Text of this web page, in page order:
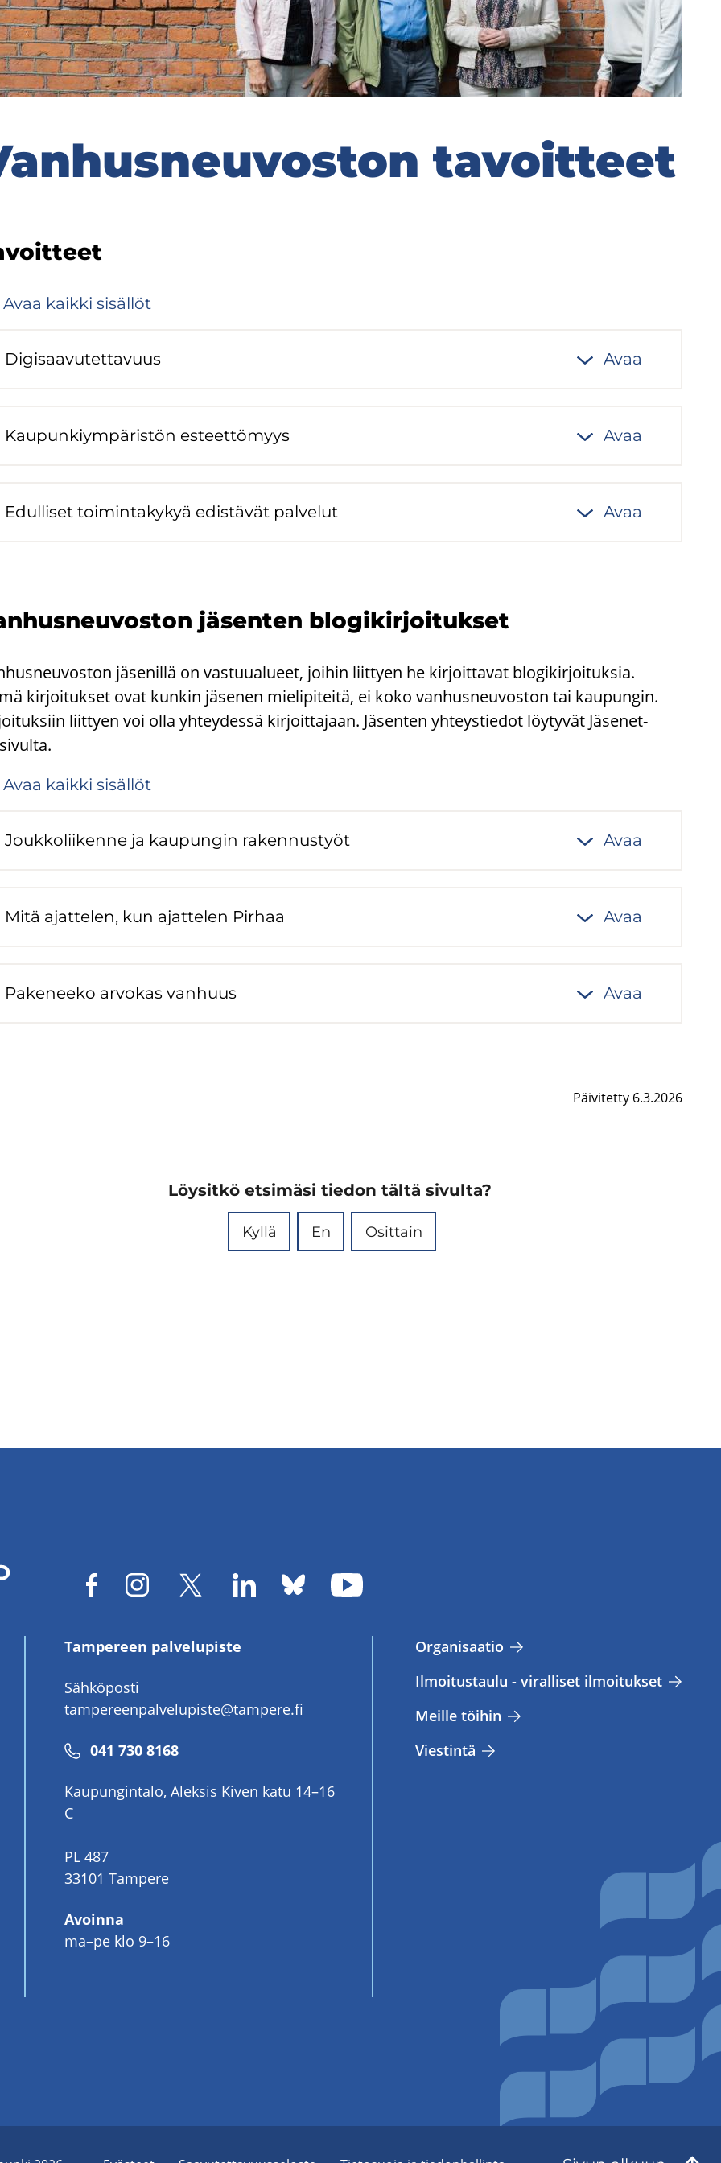
ta­voit­teet
Avaa kaik­ki si­säl­löt
Di­gi­saa­vu­tet­ta­vuus Avaa
Kau­pun­kiym­pä­ris­tön es­teet­tö­myys Avaa
Edul­li­set toi­min­ta­ky­kyä edis­tä­vät pal­ve­lut Avaa
jä­sen­ten blo­gi­kir­joi­tuk­set
jäsenillä on vastuualueet, joihin liittyen he kirjoittavat blogikirjoituksia.
kirjoitukset ovat kunkin jäsenen mielipiteitä, ei koko vanhusneuvoston tai kaupungin.
liittyen voi olla yhteydessä kirjoittajaan. Jäsenten yhteystiedot löytyvät Jäsenet-
Avaa kaik­ki si­säl­löt
Jouk­ko­lii­ken­ne ja kau­pun­gin ra­ken­nus­työt Avaa
Mitä ajat­te­len, kun ajat­te­len Pir­haa Avaa
Pa­ke­nee­ko ar­vo­kas van­huus Avaa
Päivitetty 6.3.2026
Löysitkö etsimäsi tiedon tältä sivulta?
Kyllä En Osittain
Tampereen palvelupiste
Sähköposti
tampereenpalvelupiste@tampere.fi
Puhelinnumero
041 730 8168
Kaupungintalo, Aleksis Kiven katu 14–16
C
PL 487
33101 Tampere
Avoinna
ma–pe klo 9–16
Or­ga­ni­saa­tio
Il­moi­tus­tau­lu - vi­ral­li­set il­moi­tuk­set
Meil­le töi­hin
Vies­tin­tä